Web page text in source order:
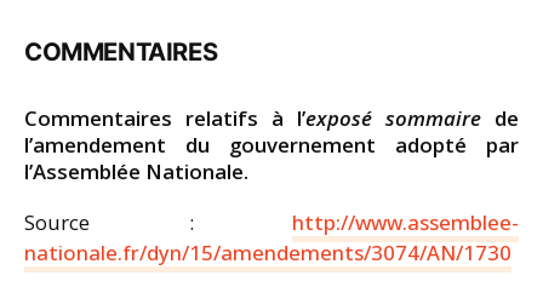
COMMENTAIRES
Commentaires relatifs à l’exposé sommaire de
l’amendement du gouvernement adopté par
l’Assemblée Nationale.
Source : http://www.assemblee-
nationale.fr/dyn/15/amendements/3074/AN/1730